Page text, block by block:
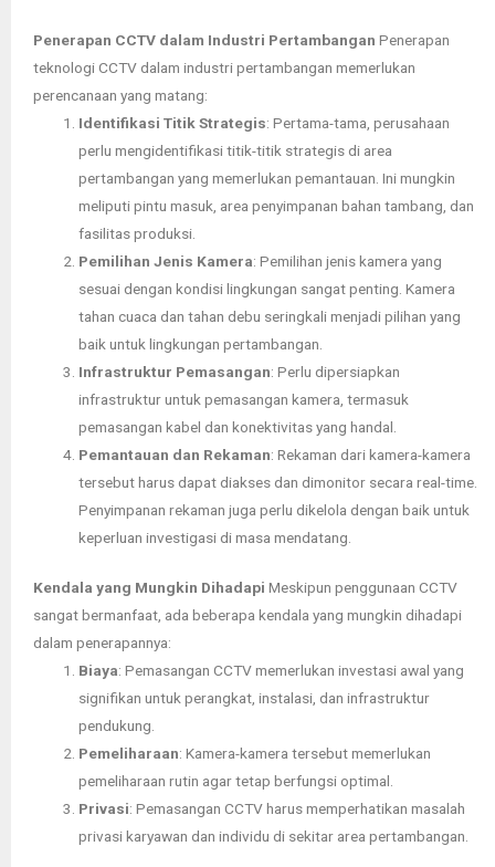
Penerapan CCTV dalam Industri Pertambangan Penerapan
teknologi CCTV dalam industri pertambangan memerlukan
perencanaan yang matang:
Identifikasi Titik Strategis: Pertama-tama, perusahaan
perlu mengidentifikasi titik-titik strategis di area
pertambangan yang memerlukan pemantauan. Ini mungkin
meliputi pintu masuk, area penyimpanan bahan tambang, dan
fasilitas produksi.
Pemilihan Jenis Kamera: Pemilihan jenis kamera yang
sesuai dengan kondisi lingkungan sangat penting. Kamera
tahan cuaca dan tahan debu seringkali menjadi pilihan yang
baik untuk lingkungan pertambangan.
Infrastruktur Pemasangan: Perlu dipersiapkan
infrastruktur untuk pemasangan kamera, termasuk
pemasangan kabel dan konektivitas yang handal.
Pemantauan dan Rekaman: Rekaman dari kamera-kamera
tersebut harus dapat diakses dan dimonitor secara real-time.
Penyimpanan rekaman juga perlu dikelola dengan baik untuk
keperluan investigasi di masa mendatang.
Kendala yang Mungkin Dihadapi Meskipun penggunaan CCTV
sangat bermanfaat, ada beberapa kendala yang mungkin dihadapi
dalam penerapannya:
Biaya: Pemasangan CCTV memerlukan investasi awal yang
signifikan untuk perangkat, instalasi, dan infrastruktur
pendukung.
Pemeliharaan: Kamera-kamera tersebut memerlukan
pemeliharaan rutin agar tetap berfungsi optimal.
Privasi: Pemasangan CCTV harus memperhatikan masalah
privasi karyawan dan individu di sekitar area pertambangan.